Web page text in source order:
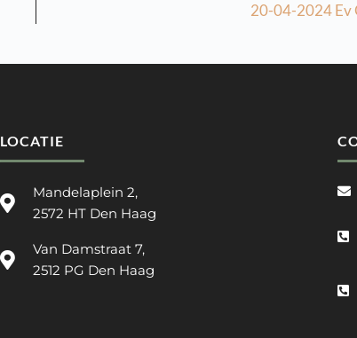
20-04-2024 Ev
LOCATIE
Mandelaplein 2,
2572 HT Den Haag
Van Damstraat 7,
2512 PG Den Haag